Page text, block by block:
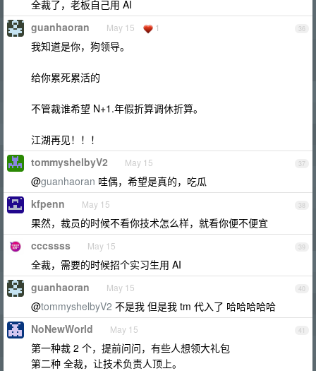
全裁了，老板自己用 AI
36
guanhaoran May 15 1
我知道是你，狗领导。
给你累死累活的
不管裁谁希望 N+1.年假折算调休折算。
江湖再见！！！
37
tommyshelbyV2 May 15
@guanhaoran 哇偶，希望是真的，吃瓜
38
kfpenn May 15
果然，裁员的时候不看你技术怎么样，就看你便不便宜
39
cccssss May 15
全裁，需要的时候招个实习生用 AI
40
guanhaoran May 15
@tommyshelbyV2 不是我 但是我 tm 代入了 哈哈哈哈哈
41
NoNewWorld May 15
第一种裁 2 个，提前问问，有些人想领大礼包
第二种 全裁，让技术负责人顶上。